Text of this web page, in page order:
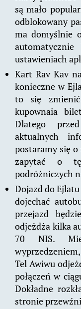
są mało
odblokowany
ma domyślnie
ustawieniach
Kart Rav Kav
konieczne w
to się
kupownaia
Dlatego
aktualnych
postaramy się
zapytać o
podróżniczych
Dojazd do
dojechać
przejazd
odjeżdża kilka
70 NIS.
Tel Awiwu
połączeń w
Dokładne
stronie